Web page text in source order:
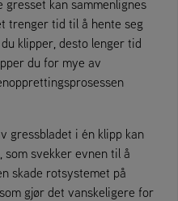
kan sammenlignes
trenger tid til å hente seg
klipper, desto lenger tid
du for mye av
gressbladet i én klipp kan
svekker evnen til å
skade rotsystemet på
gjør det vanskeligere for